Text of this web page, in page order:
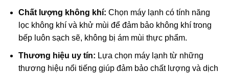
Chất lượng không khí: Chọn máy lạnh có tính năng
lọc không khí và khử mùi để đảm bảo không khí trong
bếp luôn sạch sẽ, không bị ám mùi thực phẩm.
Thương hiệu uy tín: Lựa chọn máy lạnh từ những
thương hiệu nổi tiếng giúp đảm bảo chất lượng và dịch